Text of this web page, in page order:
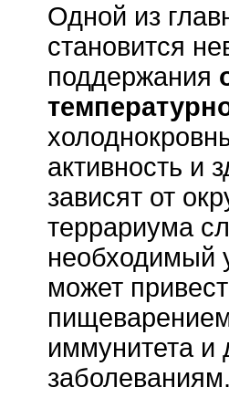
Одной из
становится
поддержания
активность и
зависят от
террариума
необходимый
может
иммунитета и